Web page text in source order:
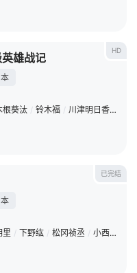
HD
雄战记
本
根葵汰 / 铃木福 / 川津明日香 /
已完结
本
里 / 下野纮 / 松冈祯丞 / 小西克幸